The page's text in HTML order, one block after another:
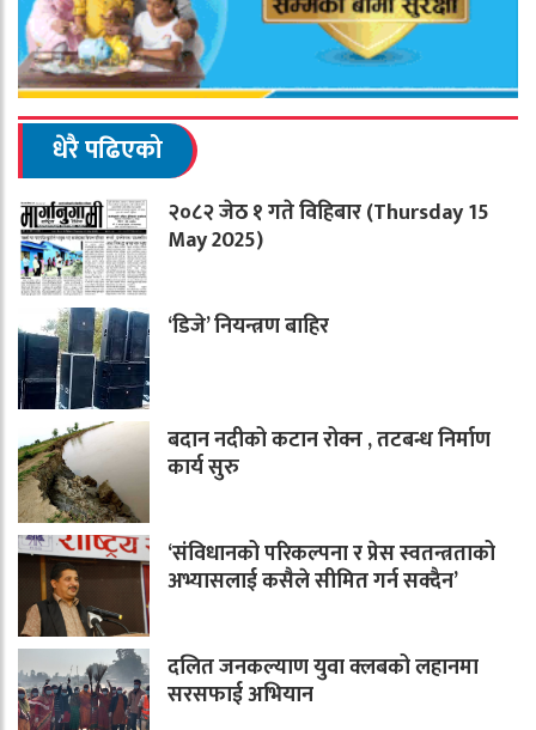
धेरै पढिएको
२०८२ जेठ १ गते विहिबार (Thursday 15
May 2025)
‘डिजे’ नियन्त्रण बाहिर
बदान नदीको कटान रोक्न , तटबन्ध निर्माण
कार्य सुरु
‘संविधानको परिकल्पना र प्रेस स्वतन्त्रताको
अभ्यासलाई कसैले सीमित गर्न सक्दैन’
दलित जनकल्याण युवा क्लबको लहानमा
सरसफाई अभियान